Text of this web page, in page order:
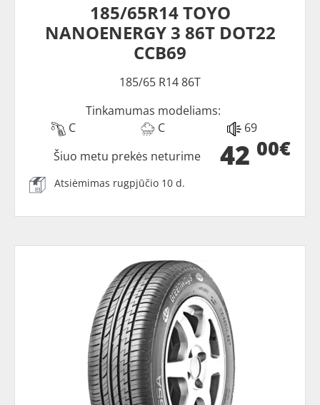
185/65R14 TOYO
NANOENERGY 3 86T DOT22
CCB69
185/65 R14 86T
Tinkamumas modeliams:
C
C 69
42 00€
Šiuo metu prekės neturime
Atsiėmimas rugpjūčio 10 d.